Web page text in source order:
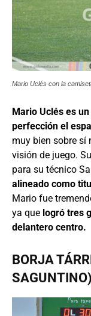
Mario Uclés con la
Mario Uclés es
perfección el
muy bien sobre sí
visión de juego.
para su técnico
alineado como
Mario fue
ya que logró tres
delantero centro.
BORJA
SAGUNTINO)